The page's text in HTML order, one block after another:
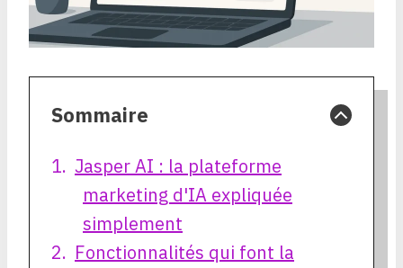
Sommaire
Jasper AI : la plateforme
marketing d'IA expliquée
simplement
Fonctionnalités qui font la